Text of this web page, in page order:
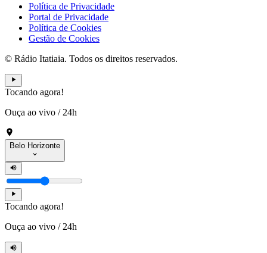
Política de Privacidade
Portal de Privacidade
Política de Cookies
Gestão de Cookies
© Rádio Itatiaia. Todos os direitos reservados.
Tocando agora!
Ouça ao vivo / 24h
Belo Horizonte
Tocando agora!
Ouça ao vivo / 24h